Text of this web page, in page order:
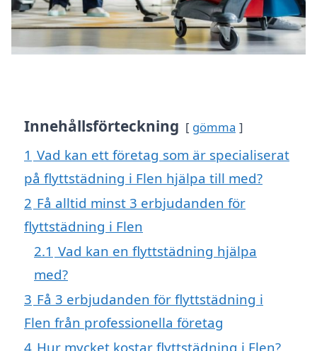
Innehållsförteckning gömma
1 Vad kan ett företag som är specialiserat
på flyttstädning i Flen hjälpa till med?
2 Få alltid minst 3 erbjudanden för
flyttstädning i Flen
2.1 Vad kan en flyttstädning hjälpa
med?
3 Få 3 erbjudanden för flyttstädning i
Flen från professionella företag
4 Hur mycket kostar flyttstädning i Flen?